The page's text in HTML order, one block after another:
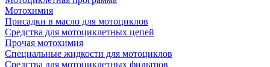
Мотохимия
Присадки в масло для мотоциклов
Средства для мотоциклетных цепей
Прочая мотохимия
Специальные жидкости для мотоциклов
Средства для мотоциклетных фильтров